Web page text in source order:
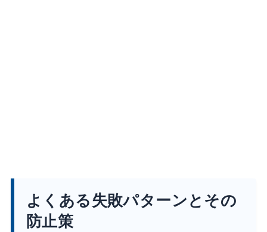
よくある失敗パターンとその
防止策